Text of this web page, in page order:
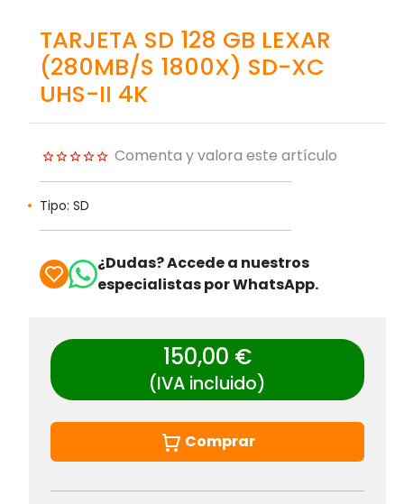
TARJETA SD 128 GB LEXAR
(280MB/S 1800X) SD-XC
UHS-II 4K
Comenta y valora este artículo
Tipo: SD
¿Dudas? Accede a nuestros
especialistas por WhatsApp.
150,00 €
(IVA incluido)
Comprar